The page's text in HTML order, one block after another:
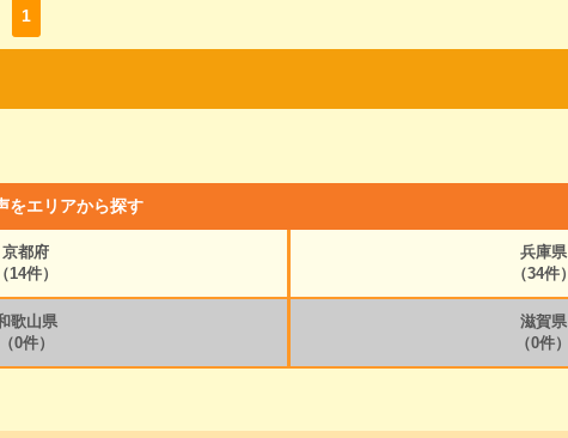
1
をエリアから探す
京都府
（14件）
兵庫県
（34件）
歌山県
（0件）
滋賀県
（0件）